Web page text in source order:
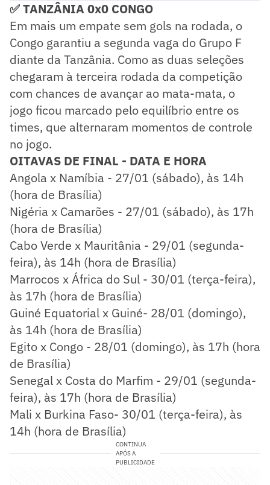
✅ TANZÂNIA 0x0 CONGO
Em mais um empate sem gols na rodada, o
Congo garantiu a segunda vaga do Grupo F
diante da Tanzânia. Como as duas seleções
chegaram à terceira rodada da competição
com chances de avançar ao mata-mata, o
jogo ficou marcado pelo equilíbrio entre os
times, que alternaram momentos de controle
no jogo.
OITAVAS DE FINAL - DATA E HORA
Angola x Namíbia - 27/01 (sábado), às 14h
(hora de Brasília)
Nigéria x Camarões - 27/01 (sábado), às 17h
(hora de Brasília)
Cabo Verde x Mauritânia - 29/01 (segunda-
feira), às 14h (hora de Brasília)
Marrocos x África do Sul - 30/01 (terça-feira),
às 17h (hora de Brasília)
Guiné Equatorial x Guiné- 28/01 (domingo),
às 14h (hora de Brasília)
Egito x Congo - 28/01 (domingo), às 17h (hora
de Brasília)
Senegal x Costa do Marfim - 29/01 (segunda-
feira), às 17h (hora de Brasília)
Mali x Burkina Faso- 30/01 (terça-feira), às
14h (hora de Brasília)
CONTINUA
APÓS A
PUBLICIDADE